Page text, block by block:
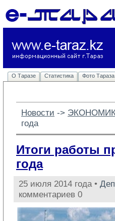
О Таразе Статистика Фото
Новости ->
года
Итоги работы
года
25 июля 2014 года •
комментариев 0